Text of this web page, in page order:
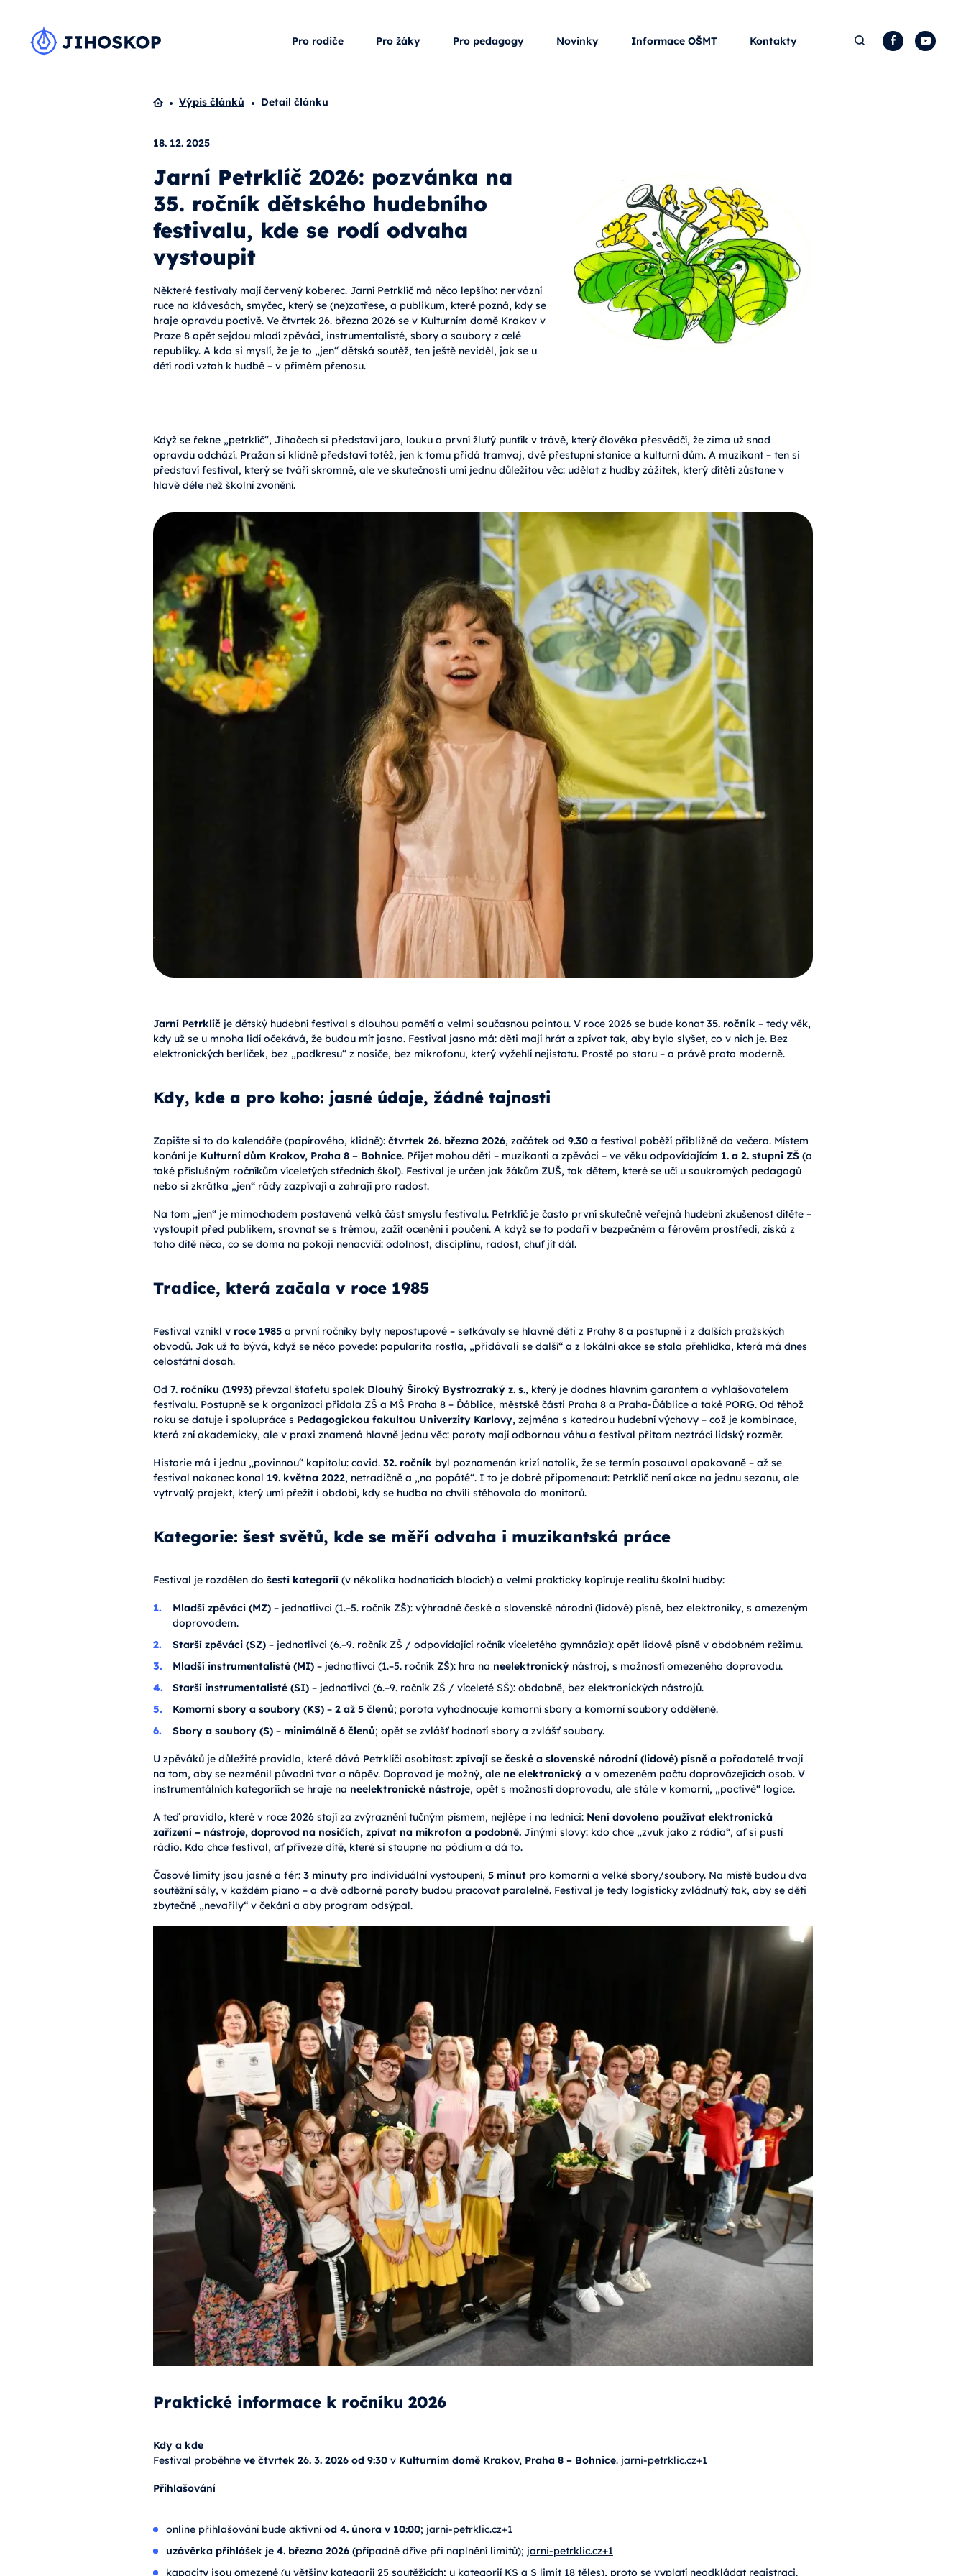
Pro rodiče Pro žáky Pro pedagogy Novinky Informace OŠMT Kontakty Hledat Facebook
Domů
Výpis článků Detail článku
18. 12. 2025
Jarní Petrklíč 2026: pozvánka na
35. ročník dětského hudebního
festivalu, kde se rodí odvaha
vystoupit
Některé festivaly mají červený koberec. Jarní Petrklíč má něco lepšího: nervózní
ruce na klávesách, smyčec, který se (ne)zatřese, a publikum, které pozná, kdy se
hraje opravdu poctivě. Ve čtvrtek 26. března 2026 se v Kulturním domě Krakov v
Praze 8 opět sejdou mladí zpěváci, instrumentalisté, sbory a soubory z celé
republiky. A kdo si myslí, že je to „jen“ dětská soutěž, ten ještě neviděl, jak se u
dětí rodí vztah k hudbě – v přímém přenosu.
Když se řekne „petrklíč“, Jihočech si představí jaro, louku a první žlutý puntík v trávě, který člověka přesvědčí, že zima už snad
opravdu odchází. Pražan si klidně představí totéž, jen k tomu přidá tramvaj, dvě přestupní stanice a kulturní dům. A muzikant – ten si
představí festival, který se tváří skromně, ale ve skutečnosti umí jednu důležitou věc: udělat z hudby zážitek, který dítěti zůstane v
hlavě déle než školní zvonění.
Jarní Petrklíč je dětský hudební festival s dlouhou pamětí a velmi současnou pointou. V roce 2026 se bude konat 35. ročník – tedy věk,
kdy už se u mnoha lidí očekává, že budou mít jasno. Festival jasno má: děti mají hrát a zpívat tak, aby bylo slyšet, co v nich je. Bez
elektronických berliček, bez „podkresu“ z nosiče, bez mikrofonu, který vyžehlí nejistotu. Prostě po staru – a právě proto moderně.
Kdy, kde a pro koho: jasné údaje, žádné tajnosti
Zapište si to do kalendáře (papírového, klidně): čtvrtek 26. března 2026, začátek od 9.30 a festival poběží přibližně do večera. Místem
konání je Kulturní dům Krakov, Praha 8 – Bohnice. Přijet mohou děti – muzikanti a zpěváci – ve věku odpovídajícím 1. a 2. stupni ZŠ (a
také příslušným ročníkům víceletých středních škol). Festival je určen jak žákům ZUŠ, tak dětem, které se učí u soukromých pedagogů
nebo si zkrátka „jen“ rády zazpívají a zahrají pro radost.
Na tom „jen“ je mimochodem postavená velká část smyslu festivalu. Petrklíč je často první skutečně veřejná hudební zkušenost dítěte –
vystoupit před publikem, srovnat se s trémou, zažít ocenění i poučení. A když se to podaří v bezpečném a férovém prostředí, získá z
toho dítě něco, co se doma na pokoji nenacvičí: odolnost, disciplínu, radost, chuť jít dál.
Tradice, která začala v roce 1985
Festival vznikl v roce 1985 a první ročníky byly nepostupové – setkávaly se hlavně děti z Prahy 8 a postupně i z dalších pražských
obvodů. Jak už to bývá, když se něco povede: popularita rostla, „přidávali se další“ a z lokální akce se stala přehlídka, která má dnes
celostátní dosah.
Od 7. ročníku (1993) převzal štafetu spolek Dlouhý Široký Bystrozraký z. s., který je dodnes hlavním garantem a vyhlašovatelem
festivalu. Postupně se k organizaci přidala ZŠ a MŠ Praha 8 – Ďáblice, městské části Praha 8 a Praha-Ďáblice a také PORG. Od téhož
roku se datuje i spolupráce s Pedagogickou fakultou Univerzity Karlovy, zejména s katedrou hudební výchovy – což je kombinace,
která zní akademicky, ale v praxi znamená hlavně jednu věc: poroty mají odbornou váhu a festival přitom neztrácí lidský rozměr.
Historie má i jednu „povinnou“ kapitolu: covid. 32. ročník byl poznamenán krizí natolik, že se termín posouval opakovaně – až se
festival nakonec konal 19. května 2022, netradičně a „na popáté“. I to je dobré připomenout: Petrklíč není akce na jednu sezonu, ale
vytrvalý projekt, který umí přežít i období, kdy se hudba na chvíli stěhovala do monitorů.
Kategorie: šest světů, kde se měří odvaha i muzikantská práce
Festival je rozdělen do šesti kategorií (v několika hodnoticích blocích) a velmi prakticky kopíruje realitu školní hudby:
Mladší zpěváci (MZ) – jednotlivci (1.–5. ročník ZŠ): výhradně české a slovenské národní (lidové) písně, bez elektroniky, s omezeným
doprovodem.
Starší zpěváci (SZ) – jednotlivci (6.–9. ročník ZŠ / odpovídající ročník víceletého gymnázia): opět lidové písně v obdobném režimu.
Mladší instrumentalisté (MI) – jednotlivci (1.–5. ročník ZŠ): hra na neelektronický nástroj, s možností omezeného doprovodu.
Starší instrumentalisté (SI) – jednotlivci (6.–9. ročník ZŠ / víceleté SŠ): obdobně, bez elektronických nástrojů.
Komorní sbory a soubory (KS) – 2 až 5 členů; porota vyhodnocuje komorní sbory a komorní soubory odděleně.
Sbory a soubory (S) – minimálně 6 členů; opět se zvlášť hodnotí sbory a zvlášť soubory.
U zpěváků je důležité pravidlo, které dává Petrklíči osobitost: zpívají se české a slovenské národní (lidové) písně a pořadatelé trvají
na tom, aby se nezměnil původní tvar a nápěv. Doprovod je možný, ale ne elektronický a v omezeném počtu doprovázejících osob. V
instrumentálních kategoriích se hraje na neelektronické nástroje, opět s možností doprovodu, ale stále v komorní, „poctivé“ logice.
A teď pravidlo, které v roce 2026 stojí za zvýraznění tučným písmem, nejlépe i na lednici: Není dovoleno používat elektronická
zařízení – nástroje, doprovod na nosičích, zpívat na mikrofon a podobně. Jinými slovy: kdo chce „zvuk jako z rádia“, ať si pustí
rádio. Kdo chce festival, ať přiveze dítě, které si stoupne na pódium a dá to.
Časové limity jsou jasné a fér: 3 minuty pro individuální vystoupení, 5 minut pro komorní a velké sbory/soubory. Na místě budou dva
soutěžní sály, v každém piano – a dvě odborné poroty budou pracovat paralelně. Festival je tedy logisticky zvládnutý tak, aby se děti
zbytečně „nevařily“ v čekání a aby program odsýpal.
Praktické informace k ročníku 2026
Kdy a kde
Festival proběhne ve čtvrtek 26. 3. 2026 od 9:30 v Kulturním domě Krakov, Praha 8 – Bohnice. jarni-petrklic.cz+1
Přihlašování
online přihlašování bude aktivní od 4. února v 10:00; jarni-petrklic.cz+1
uzávěrka přihlášek je 4. března 2026 (případně dříve při naplnění limitů); jarni-petrklic.cz+1
kapacity jsou omezené (u většiny kategorií 25 soutěžících; u kategorií KS a S limit 18 těles), proto se vyplatí neodkládat registraci.